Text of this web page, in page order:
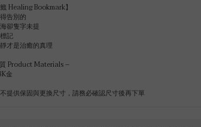
籤 Healing Bookmark】
告別的
卻隻字未提
記
才是治癒的真理
Product Materials –
金
提供保固與更換尺寸，請務必確認尺寸後再下單